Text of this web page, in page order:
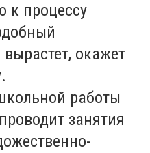
к процессу
окажет
работы
занятия